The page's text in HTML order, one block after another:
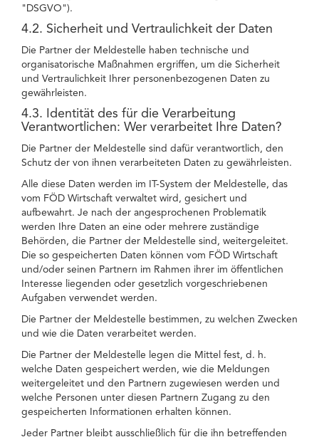
"DSGVO").
4.2. Sicherheit und Vertraulichkeit der Daten
Die Partner der Meldestelle haben technische und
organisatorische Maßnahmen ergriffen, um die Sicherheit
und Vertraulichkeit Ihrer personenbezogenen Daten zu
gewährleisten.
4.3. Identität des für die Verarbeitung
Verantwortlichen: Wer verarbeitet Ihre Daten?
Die Partner der Meldestelle sind dafür verantwortlich, den
Schutz der von ihnen verarbeiteten Daten zu gewährleisten.
Alle diese Daten werden im IT-System der Meldestelle, das
vom FÖD Wirtschaft verwaltet wird, gesichert und
aufbewahrt. Je nach der angesprochenen Problematik
werden Ihre Daten an eine oder mehrere zuständige
Behörden, die Partner der Meldestelle sind, weitergeleitet.
Die so gespeicherten Daten können vom FÖD Wirtschaft
und/oder seinen Partnern im Rahmen ihrer im öffentlichen
Interesse liegenden oder gesetzlich vorgeschriebenen
Aufgaben verwendet werden.
Die Partner der Meldestelle bestimmen, zu welchen Zwecken
und wie die Daten verarbeitet werden.
Die Partner der Meldestelle legen die Mittel fest, d. h.
welche Daten gespeichert werden, wie die Meldungen
weitergeleitet und den Partnern zugewiesen werden und
welche Personen unter diesen Partnern Zugang zu den
gespeicherten Informationen erhalten können.
Jeder Partner bleibt ausschließlich für die ihn betreffenden